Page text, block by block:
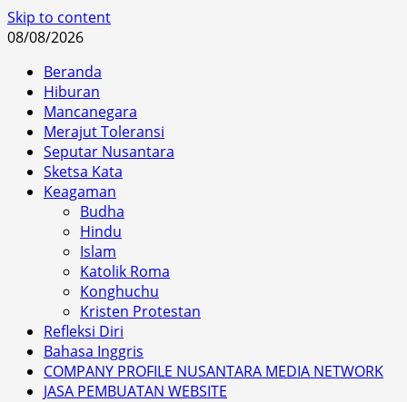
Skip to content
08/08/2026
Beranda
Hiburan
Mancanegara
Merajut Toleransi
Seputar Nusantara
Sketsa Kata
Keagaman
Budha
Hindu
Islam
Katolik Roma
Konghuchu
Kristen Protestan
Refleksi Diri
Bahasa Inggris
COMPANY PROFILE NUSANTARA MEDIA NETWORK
JASA PEMBUATAN WEBSITE